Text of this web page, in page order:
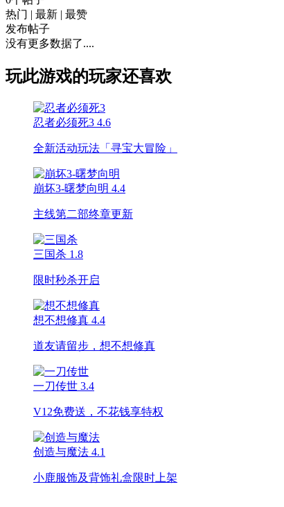
热门 | 最新 | 最赞
发布帖子
没有更多数据了....
玩此游戏的玩家还喜欢
忍者必须死3 4.6
全新活动玩法「寻宝大冒险」
崩坏3-曙梦向明 4.4
主线第二部终章更新
三国杀 1.8
限时秒杀开启
想不想修真 4.4
道友请留步，想不想修真
一刀传世 3.4
V12免费送，不花钱享特权
创造与魔法 4.1
小鹿服饰及背饰礼盒限时上架